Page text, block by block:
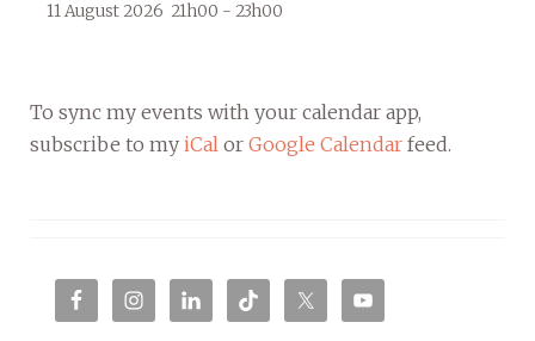
11 August 2026 21h00 - 23h00
To sync my events with your calendar app,
subscribe to my iCal or Google Calendar feed.